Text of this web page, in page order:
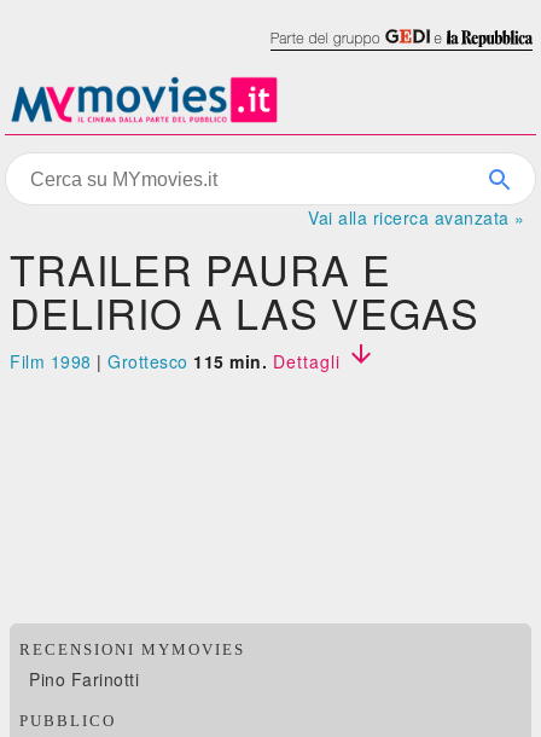
Vai alla ricerca avanzata »
TRAILER PAURA E
DELIRIO A LAS VEGAS
Film 1998 |Grottesco 115 min. Dettagli 
RECENSIONI MYMOVIES
Pino Farinotti
PUBBLICO